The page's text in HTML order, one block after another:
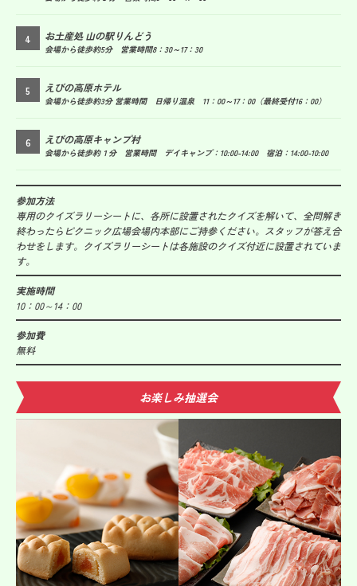
お土産処 山の駅りんどう
会場から徒歩約5分 営業時間8：30～17：30
えびの高原ホテル
会場から徒歩約3分 営業時間 日帰り温泉 11：00～17：00（最終受付16：00）
えびの高原キャンプ村
会場から徒歩約１分 営業時間 デイキャンプ：10:00-14:00 宿泊：14:00-10:00
参加方法
専用のクイズラリーシートに、各所に設置されたクイズを解いて、全問解き
終わったらピクニック広場会場内本部にご持参ください。スタッフが答え合
わせをします。クイズラリーシートは各施設のクイズ付近に設置されていま
す。
実施時間
10：00～14：00
参加費
無料
お楽しみ抽選会